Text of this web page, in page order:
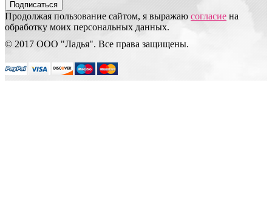
Подписаться
Продолжая пользование сайтом, я выражаю согласие на
обработку моих персональных данных.
© 2017 ООО "Ладья". Все права защищены.